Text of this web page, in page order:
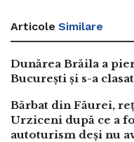
Articole Similare
Dunărea Brăila a
București și s-a
Bărbat din Făurei,
Urziceni după ce a
autoturism deși nu